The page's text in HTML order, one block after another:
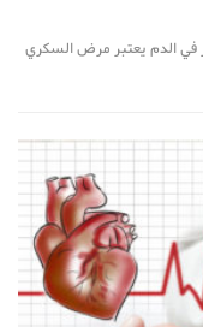
الدم يعتبر مرض السكري